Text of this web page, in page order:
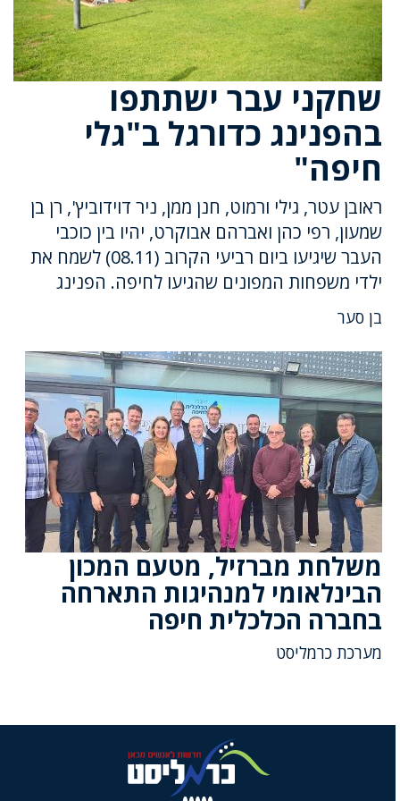
שחקני עבר ישתתפו
בהפנינג כדורגל ב"גלי
חיפה"
ראובן עטר, גילי ורמוט, חנן ממן, ניר דוידוביץ', רן בן
שמעון, רפי כהן ואברהם אבוקרט, יהיו בין כוכבי
העבר שיגיעו ביום רביעי הקרוב (08.11) לשמח את
ילדי משפחות המפונים שהגיעו לחיפה. הפנינג
בן סער
משלחת מברזיל, מטעם המכון
הבינלאומי למנהיגות התארחה
בחברה הכלכלית חיפה
מערכת כרמליסט